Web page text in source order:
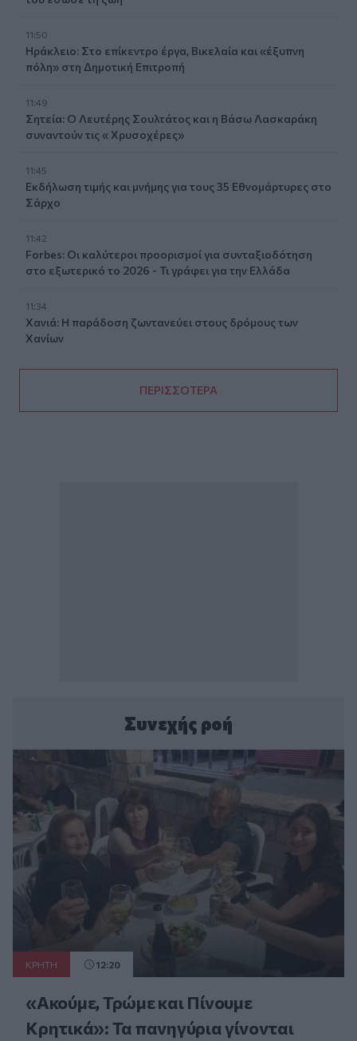
11:50
Ηράκλειο: Στο επίκεντρο έργα, Βικελαία και «έξυπνη
πόλη» στη Δημοτική Επιτροπή
11:49
Σητεία: Ο Λευτέρης Σουλτάτος και η Βάσω Λασκαράκη
συναντούν τις « Χρυσοχέρες»
11:45
Εκδήλωση τιμής και μνήμης για τους 35 Εθνομάρτυρες στο
Σάρχο
11:42
Forbes: Οι καλύτεροι προορισμοί για συνταξιοδότηση
στο εξωτερικό το 2026 - Τι γράφει για την Ελλάδα
11:34
Χανιά: Η παράδοση ζωντανεύει στους δρόμους των
Χανίων
ΠΕΡΙΣΣΟΤΕΡΑ
Συνεχής ροή
ΚΡΗΤΗ 12:20
«Ακούμε, Τρώμε και Πίνουμε
Κρητικά»: Τα πανηγύρια γίνονται